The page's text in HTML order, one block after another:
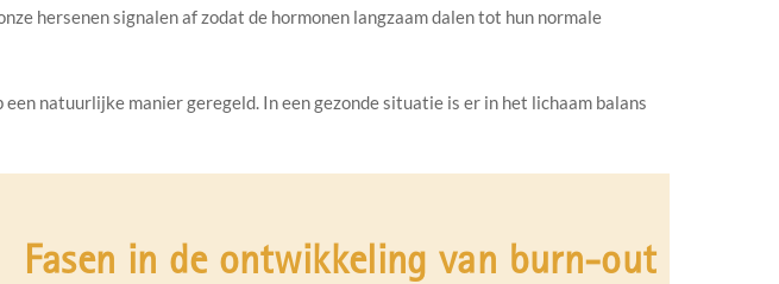
hersenen signalen af zodat de hormonen langzaam dalen tot hun normale
natuurlijke manier geregeld. In een gezonde situatie is er in het lichaam balans
Fasen in de ontwikkeling van burn-out